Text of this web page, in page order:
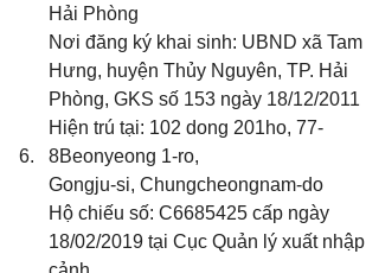
6.
Hải Phòng
Nơi đăng ký khai sinh: UBND xã Tam
Hưng, huyện Thủy Nguyên, TP. Hải
Phòng, GKS số 153 ngày 18/12/2011
Hiện trú tại: 102 dong 201ho, 77-
8Beonyeong 1-ro,
Gongju-si, Chungcheongnam-do
Hộ chiếu số: C6685425 cấp ngày
18/02/2019 tại Cục Quản lý xuất nhập